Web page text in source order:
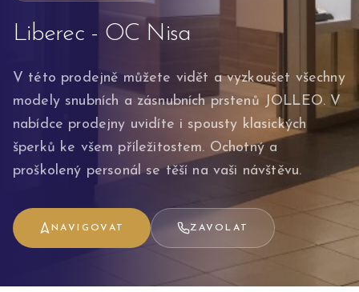
Liberec - OC Nisa
V této prodejně můžete vidět a vyzkoušet všechny
modely snubních a zásnubních prstenů JOLLEO. V
nabídce prodejny uvidíte i spousty klasických
šperků ke všem příležitostem. Ochotný a
proškolený personál se těší na vaši návštěvu.
NAVIGOVAT ZAVOLAT